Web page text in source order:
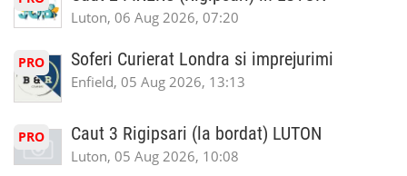
Luton, 06 Aug 2026, 07:20
PRO Soferi Curierat Londra si imprejurimi
Enfield, 05 Aug 2026, 13:13
PRO Caut 3 Rigipsari (la bordat) LUTON
Luton, 05 Aug 2026, 10:08